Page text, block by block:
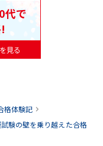
見る
代で
格体験記
験の壁を乗り越えた合格